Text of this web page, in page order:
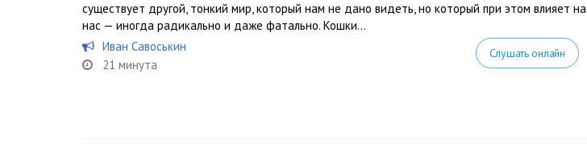
существует другой, тонкий мир, который нам не дано видеть, но который при этом влияет на
нас — иногда радикально и даже фатально. Кошки...
Иван Савоськин
21 минута
Слушать онлайн